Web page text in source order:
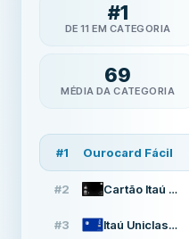
#1
DE 11 EM CATEGORIA
69
MÉDIA DA CATEGORIA
#1 Ourocard Fácil
#2 Cartão Itaú Pão de Açúcar Black
#3 Itaú Uniclass Visa Signature